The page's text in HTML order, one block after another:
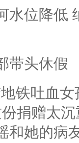
水位降低
带头休假
铁吐血
捐赠太
和她的病